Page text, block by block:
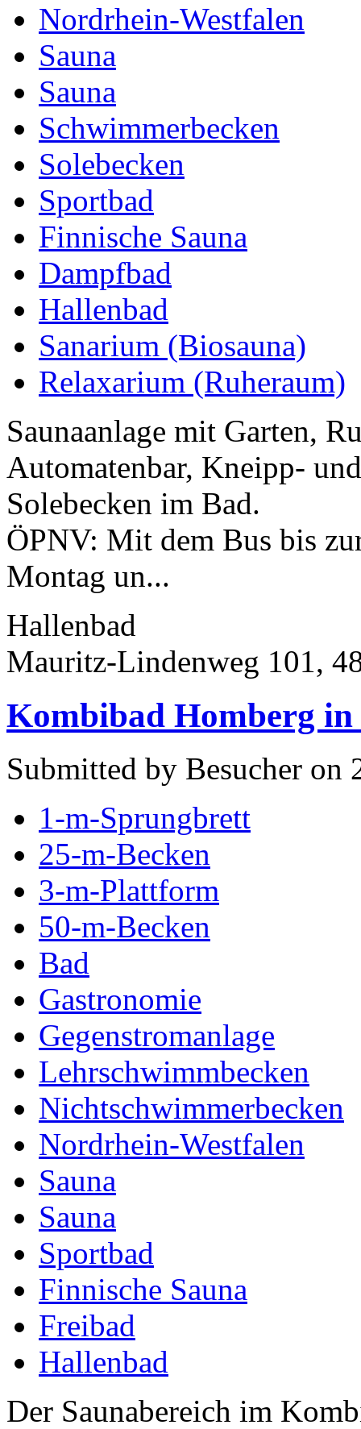
Nordrhein-Westfalen
Sauna
Sauna
Schwimmerbecken
Solebecken
Sportbad
Finnische Sauna
Dampfbad
Hallenbad
Sanarium (Biosauna)
Relaxarium (Ruheraum)
Saunaanlage mit Garten,
Automatenbar, Kneipp-
Solebecken im Bad.
ÖPNV: Mit dem Bus bis
Montag un...
Hallenbad
Mauritz-Lindenweg 101,
Kombibad Homberg
Submitted by Besucher on
1-m-Sprungbrett
25-m-Becken
3-m-Plattform
50-m-Becken
Bad
Gastronomie
Gegenstromanlage
Lehrschwimmbecken
Nichtschwimmerbecken
Nordrhein-Westfalen
Sauna
Sauna
Sportbad
Finnische Sauna
Freibad
Hallenbad
Der Saunabereich im